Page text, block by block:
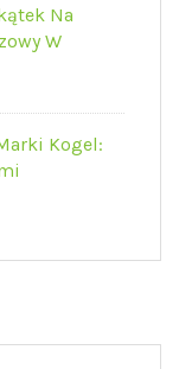
Na
W
Kogel: